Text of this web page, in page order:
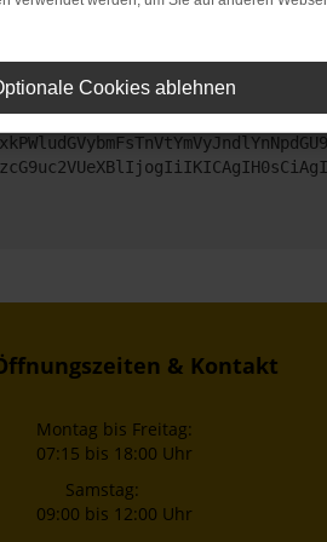
werden versuchen, das Problem zu
& Kontakt
Montag bis Freitag:
07:15 bis 18:00 Uhr
Samstag:
09:00 bis 12:00 Uhr
Cookies ablehnen